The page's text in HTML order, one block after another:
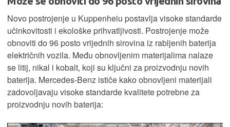
Novo postrojenje u Kuppenheiu postavlja visoke standarde
učinkovitosti i ekološke prihvatljivosti. Postrojenje može
obnoviti do 96 posto vrijednih sirovina iz rabljenih baterija
električnih vozila. Među obnovljenim materijalima nalaze
se litij, nikal i kobalt, koji su ključni za proizvodnju novih
baterija. Mercedes-Benz ističe kako obnovljeni materijali
zadovoljavaju visoke standarde kvalitete potrebne za
proizvodnju novih baterija: